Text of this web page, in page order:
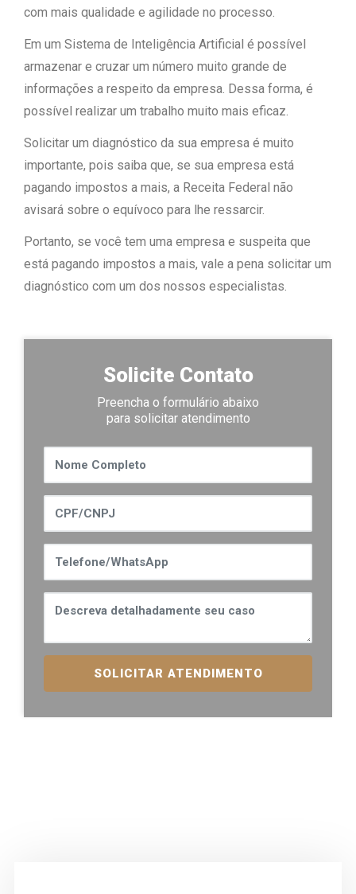
com mais qualidade e agilidade no processo.
Em um Sistema de Inteligência Artificial é possível
armazenar e cruzar um número muito grande de
informações a respeito da empresa. Dessa forma, é
possível realizar um trabalho muito mais eficaz.
Solicitar um diagnóstico da sua empresa é muito
importante, pois saiba que, se sua empresa está
pagando impostos a mais, a Receita Federal não
avisará sobre o equívoco para lhe ressarcir.
Portanto, se você tem uma empresa e suspeita que
está pagando impostos a mais, vale a pena solicitar um
diagnóstico com um dos nossos especialistas.
Solicite Contato
Preencha o formulário abaixo
para solicitar atendimento
SOLICITAR ATENDIMENTO